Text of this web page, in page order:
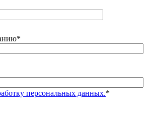
*
персональных данных.*